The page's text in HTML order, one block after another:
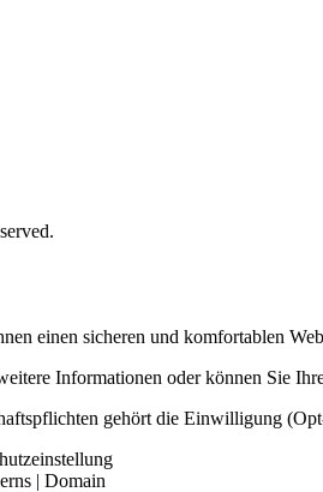
einen sicheren und komfortablen
Informationen oder können Sie
gehört die Einwilligung
| Domain